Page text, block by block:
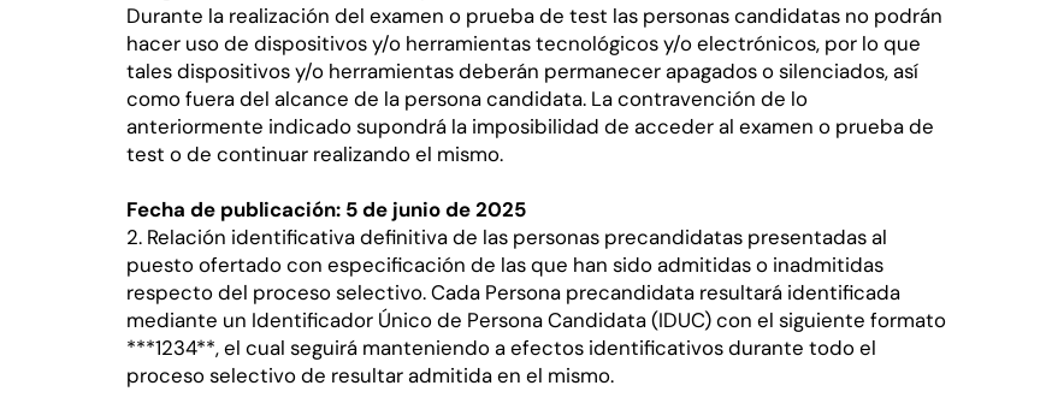
Durante la realización del examen o prueba de test las personas candidatas no podrán
hacer uso de dispositivos y/o herramientas tecnológicos y/o electrónicos, por lo que
tales dispositivos y/o herramientas deberán permanecer apagados o silenciados, así
como fuera del alcance de la persona candidata. La contravención de lo
anteriormente indicado supondrá la imposibilidad de acceder al examen o prueba de
test o de continuar realizando el mismo.
Fecha de publicación: 5 de junio de 2025
2. Relación identificativa definitiva de las personas precandidatas presentadas al
puesto ofertado con especificación de las que han sido admitidas o inadmitidas
respecto del proceso selectivo. Cada Persona precandidata resultará identificada
mediante un Identificador Único de Persona Candidata (IDUC) con el siguiente formato
***1234**, el cual seguirá manteniendo a efectos identificativos durante todo el
proceso selectivo de resultar admitida en el mismo.